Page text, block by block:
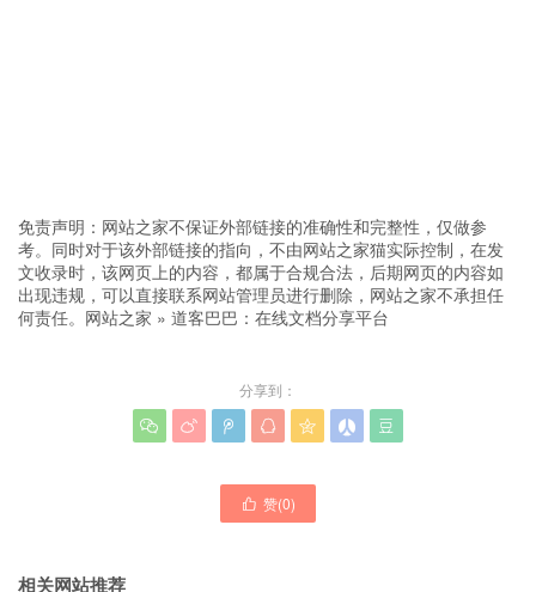
免责声明：网站之家不保证外部链接的准确性和完整性，仅做参
考。同时对于该外部链接的指向，不由网站之家猫实际控制，在发
文收录时，该网页上的内容，都属于合规合法，后期网页的内容如
出现违规，可以直接联系网站管理员进行删除，网站之家不承担任
何责任。 网站之家 » 道客巴巴：在线文档分享平台
分享到：
      
 赞(0)
相关网站推荐